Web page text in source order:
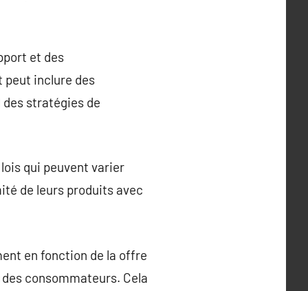
et des
peut inclure des
stratégies de
qui peuvent varier
de leurs produits avec
en fonction de la offre
consommateurs. Cela